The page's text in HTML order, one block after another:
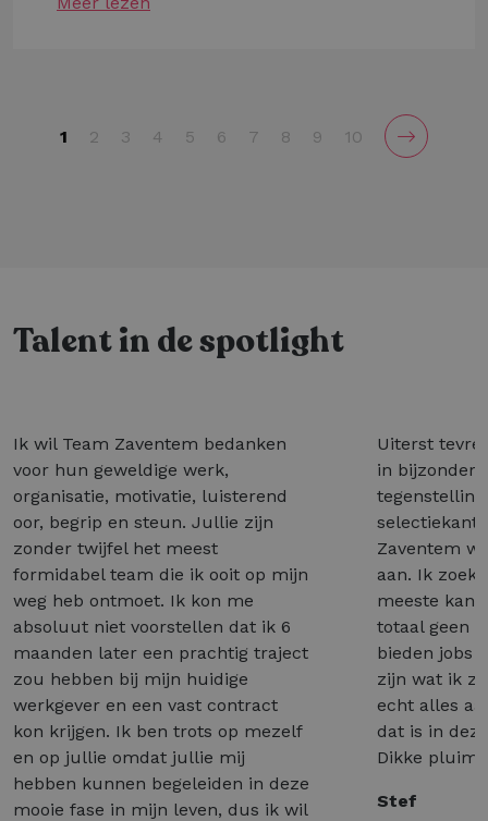
1 2 3 4 5 6 7 8 9 10
Talent in de spotlight
Ik wil Team Zaventem bedanken
voor hun geweldige werk,
organisatie, motivatie, luisterend
oor, begrip en steun. Jullie zijn
zonder twijfel het meest
formidabel team die ik ooit op mijn
weg heb ontmoet. Ik kon me
absoluut niet voorstellen dat ik 6
maanden later een prachtig traject
zou hebben bij mijn huidige
werkgever en een vast contract
kon krijgen. Ik ben trots op mezelf
en op jullie omdat jullie mij
hebben kunnen begeleiden in deze
mooie fase in mijn leven, dus ik wil
Uiterst
in bijzonder
Zaventem
aan. Ik zoek
meeste
totaal geen
bieden jobs
zijn wat ik
echt alles
dat is in
Dikke pluim
Stef